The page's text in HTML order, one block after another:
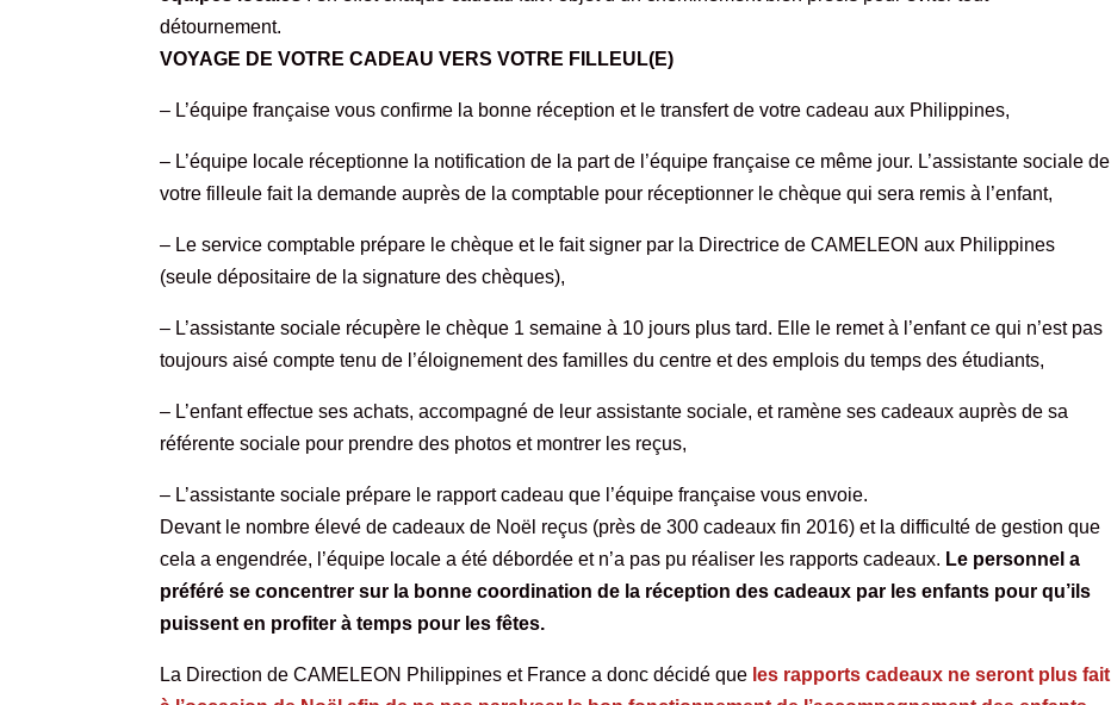
détournement.
VOYAGE DE VOTRE CADEAU VERS VOTRE FILLEUL(E)
– L’équipe française vous confirme la bonne réception et le transfert de votre cadeau aux Philippines,
– L’équipe locale réceptionne la notification de la part de l’équipe française ce même jour. L’assistante sociale de
votre filleule fait la demande auprès de la comptable pour réceptionner le chèque qui sera remis à l’enfant,
– Le service comptable prépare le chèque et le fait signer par la Directrice de CAMELEON aux Philippines
(seule dépositaire de la signature des chèques),
– L’assistante sociale récupère le chèque 1 semaine à 10 jours plus tard. Elle le remet à l’enfant ce qui n’est pas
toujours aisé compte tenu de l’éloignement des familles du centre et des emplois du temps des étudiants,
– L’enfant effectue ses achats, accompagné de leur assistante sociale, et ramène ses cadeaux auprès de sa
référente sociale pour prendre des photos et montrer les reçus,
– L’assistante sociale prépare le rapport cadeau que l’équipe française vous envoie.
Devant le nombre élevé de cadeaux de Noël reçus (près de 300 cadeaux fin 2016) et la difficulté de gestion que
cela a engendrée, l’équipe locale a été débordée et n’a pas pu réaliser les rapports cadeaux. Le personnel a
préféré se concentrer sur la bonne coordination de la réception des cadeaux par les enfants pour qu’ils
puissent en profiter à temps pour les fêtes.
La Direction de CAMELEON Philippines et France a donc décidé que les rapports cadeaux ne seront plus fait